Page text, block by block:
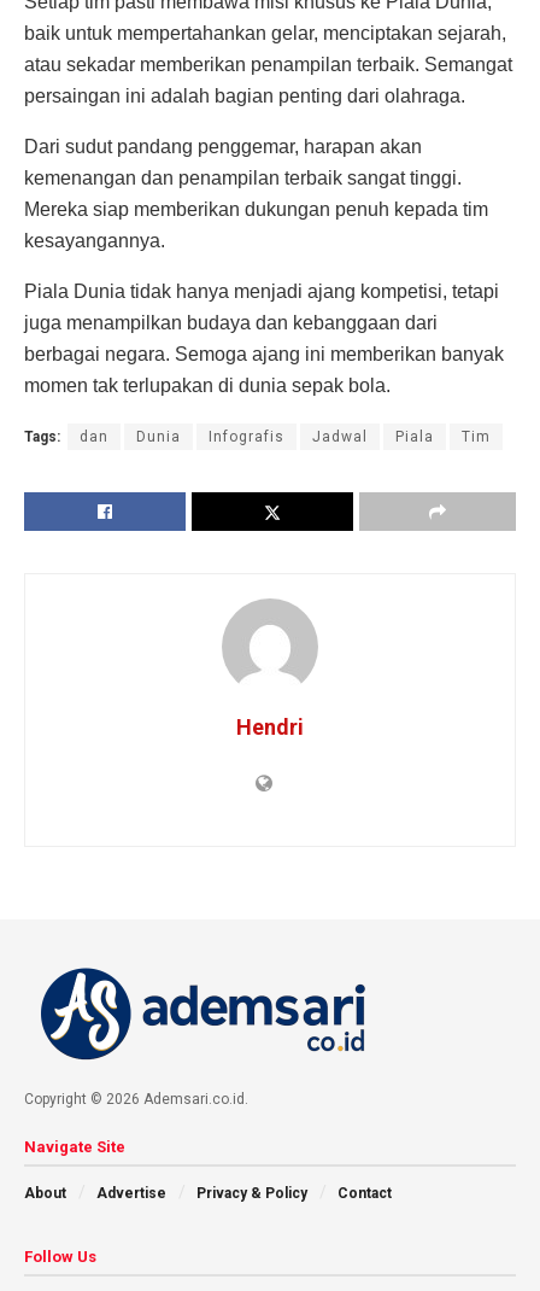
baik untuk mempertahankan gelar, menciptakan sejarah,
atau sekadar memberikan penampilan terbaik. Semangat
persaingan ini adalah bagian penting dari olahraga.
Dari sudut pandang penggemar, harapan akan
kemenangan dan penampilan terbaik sangat tinggi.
Mereka siap memberikan dukungan penuh kepada tim
kesayangannya.
Piala Dunia tidak hanya menjadi ajang kompetisi, tetapi
juga menampilkan budaya dan kebanggaan dari
berbagai negara. Semoga ajang ini memberikan banyak
momen tak terlupakan di dunia sepak bola.
Tags: dan Dunia Infografis Jadwal Piala Tim
Hendri
Copyright © 2026 Ademsari.co.id.
Navigate Site
About Advertise Privacy & Policy Contact
Follow Us